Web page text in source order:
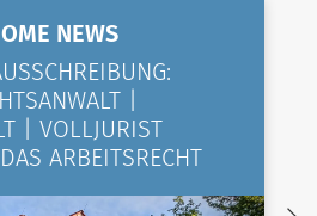
NEWS
|
| VOLLJURIST
ARBEITSRECHT